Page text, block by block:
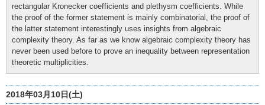
rectangular Kronecker coefficients and plethysm coefficients. While
the proof of the former statement is mainly combinatorial, the proof of
the latter statement interestingly uses insights from algebraic
complexity theory. As far as we know algebraic complexity theory has
never been used before to prove an inequality between representation
theoretic multiplicities.
2018年03月10日(土)